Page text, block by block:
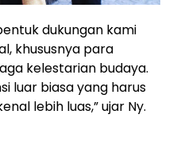
dukungan kami
khususnya para
kelestarian budaya.
luar biasa yang harus
lebih luas,” ujar Ny.